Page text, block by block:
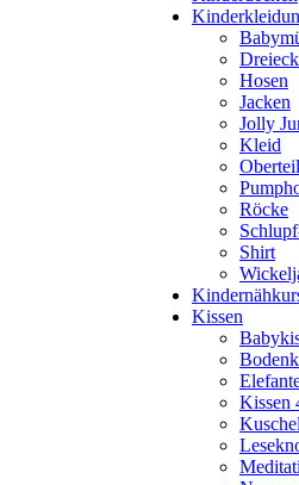
Hosen
Jacken
Jolly
Kleid
Röcke
Shirt
Kissen
Kissen